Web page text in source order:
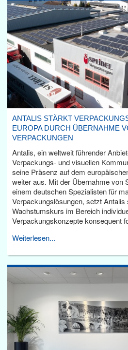
ANTALIS STÄRKT
EUROPA DURCH ÜBERNAHME
VERPACKUNGEN
Antalis, ein weltweit führender
Verpackungs- und visuellen
seine Präsenz auf dem
weiter aus. Mit der Übernahme von
einem deutschen Spezialisten für
Verpackungslösungen, setzt
Wachstumskurs im Bereich
Verpackungskonzepte konsequent
Weiterlesen...